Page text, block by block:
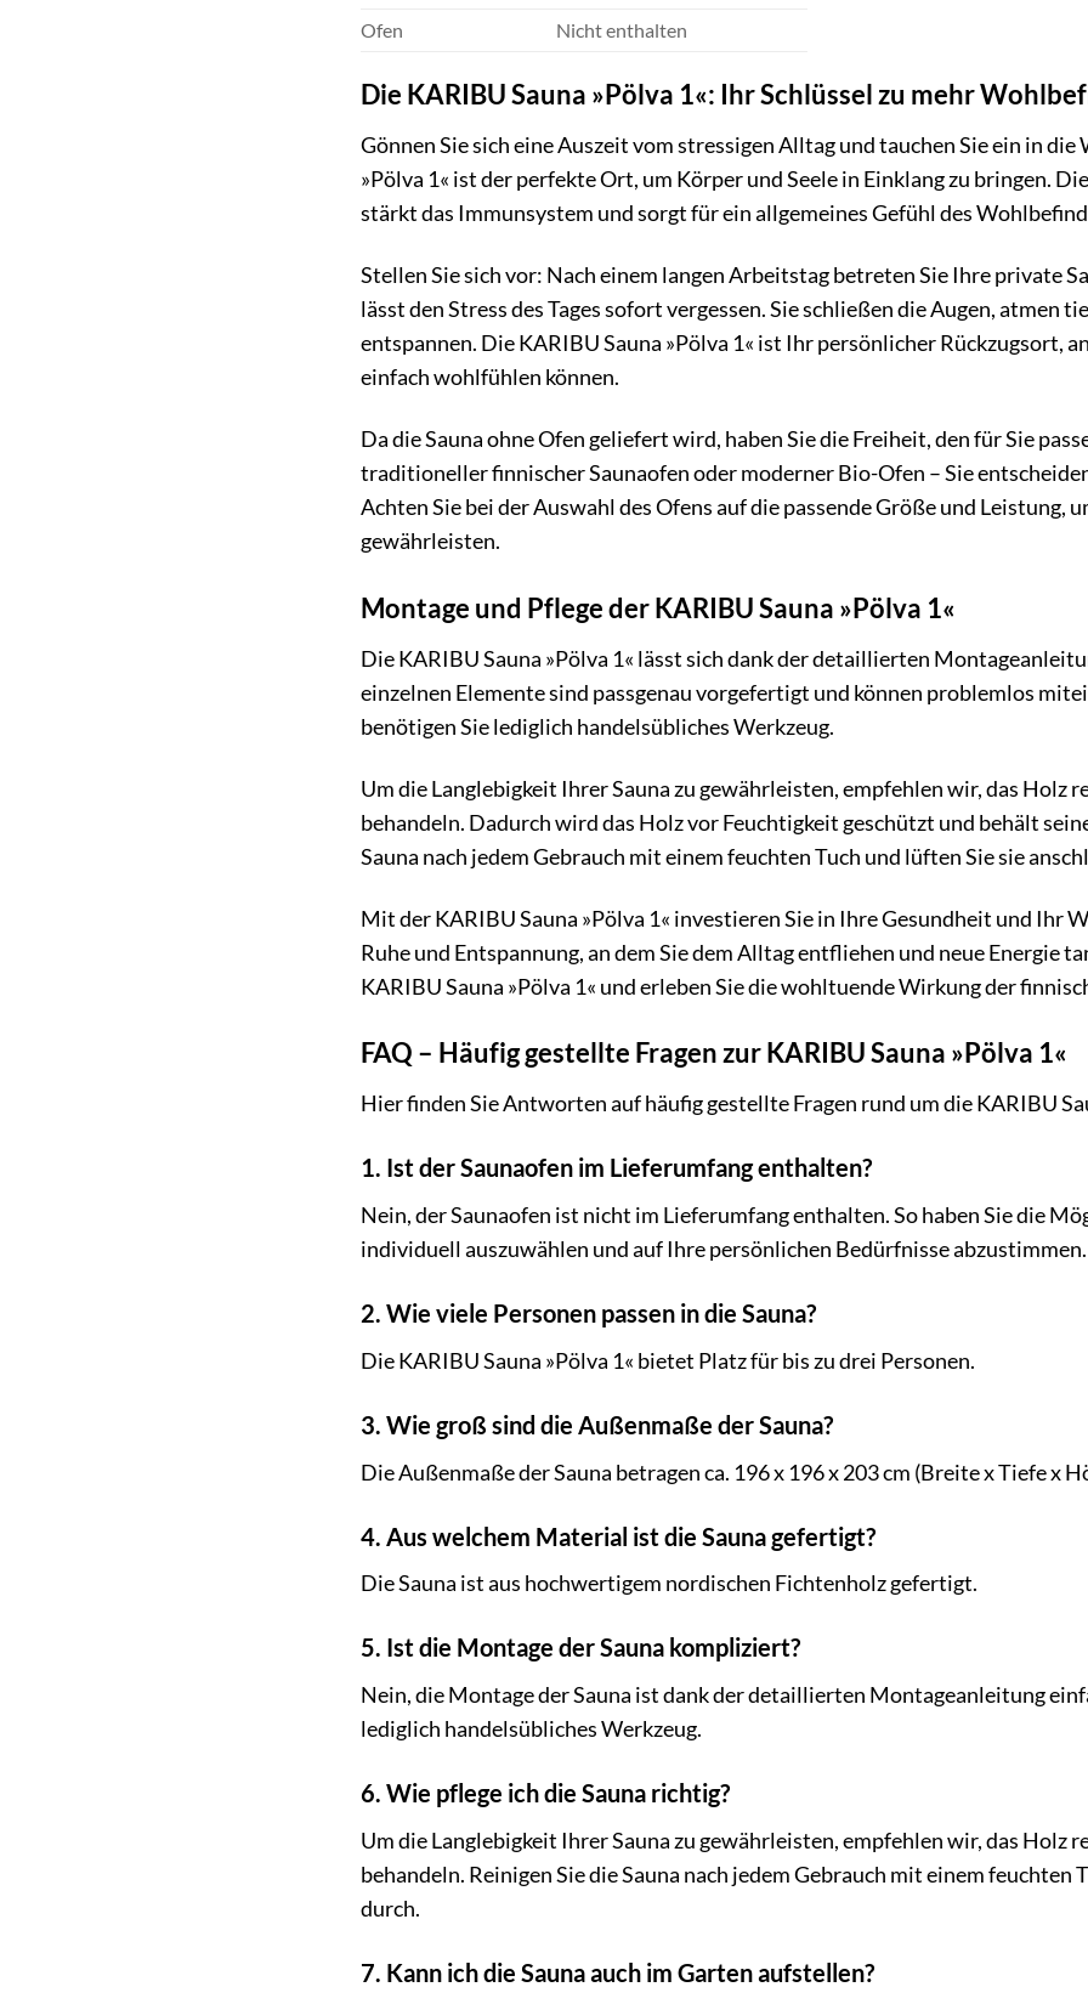
Ofen
Nicht enthalten
Die KARIBU Sauna »Pölva 1«: Ihr Schlüssel zu mehr
Gönnen Sie sich eine Auszeit vom stressigen Alltag und tauchen Sie ein in
»Pölva 1« ist der perfekte Ort, um Körper und Seele in Einklang zu bringen.
stärkt das Immunsystem und sorgt für ein allgemeines Gefühl des
Stellen Sie sich vor: Nach einem langen Arbeitstag betreten Sie Ihre private
lässt den Stress des Tages sofort vergessen. Sie schließen die Augen, atmen
entspannen. Die KARIBU Sauna »Pölva 1« ist Ihr persönlicher Rückzugsort,
einfach wohlfühlen können.
Da die Sauna ohne Ofen geliefert wird, haben Sie die Freiheit, den für Sie
traditioneller finnischer Saunaofen oder moderner Bio-Ofen – Sie
Achten Sie bei der Auswahl des Ofens auf die passende Größe und Leistung,
gewährleisten.
Montage und Pflege der KARIBU Sauna »Pölva 1«
Die KARIBU Sauna »Pölva 1« lässt sich dank der detaillierten
einzelnen Elemente sind passgenau vorgefertigt und können problemlos
benötigen Sie lediglich handelsübliches Werkzeug.
Um die Langlebigkeit Ihrer Sauna zu gewährleisten, empfehlen wir, das Holz
behandeln. Dadurch wird das Holz vor Feuchtigkeit geschützt und behält
Sauna nach jedem Gebrauch mit einem feuchten Tuch und lüften Sie sie
Mit der KARIBU Sauna »Pölva 1« investieren Sie in Ihre Gesundheit und Ihr
Ruhe und Entspannung, an dem Sie dem Alltag entfliehen und neue Energie
KARIBU Sauna »Pölva 1« und erleben Sie die wohltuende Wirkung der
FAQ – Häufig gestellte Fragen zur KARIBU Sauna »Pölva 1«
Hier finden Sie Antworten auf häufig gestellte Fragen rund um die KARIBU
1. Ist der Saunaofen im Lieferumfang enthalten?
Nein, der Saunaofen ist nicht im Lieferumfang enthalten. So haben Sie die
individuell auszuwählen und auf Ihre persönlichen Bedürfnisse abzustimmen.
2. Wie viele Personen passen in die Sauna?
Die KARIBU Sauna »Pölva 1« bietet Platz für bis zu drei Personen.
3. Wie groß sind die Außenmaße der Sauna?
Die Außenmaße der Sauna betragen ca. 196 x 196 x 203 cm (Breite x Tiefe x
4. Aus welchem Material ist die Sauna gefertigt?
Die Sauna ist aus hochwertigem nordischen Fichtenholz gefertigt.
5. Ist die Montage der Sauna kompliziert?
Nein, die Montage der Sauna ist dank der detaillierten Montageanleitung
lediglich handelsübliches Werkzeug.
6. Wie pflege ich die Sauna richtig?
Um die Langlebigkeit Ihrer Sauna zu gewährleisten, empfehlen wir, das Holz
behandeln. Reinigen Sie die Sauna nach jedem Gebrauch mit einem feuchten
durch.
7. Kann ich die Sauna auch im Garten aufstellen?